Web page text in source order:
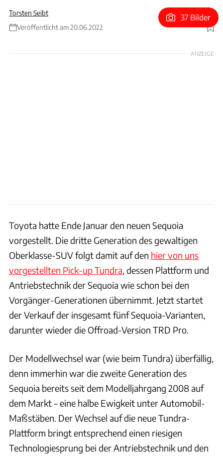
Torsten Seibt
Veröffentlicht am 20.06.2022
Foto: Toyota
37 Bilder
ANZEIGE
Toyota hatte Ende Januar den neuen Sequoia
vorgestellt. Die dritte Generation des gewaltigen
Oberklasse-SUV folgt damit auf den hier von uns
vorgestellten Pick-up Tundra, dessen Plattform und
Antriebstechnik der Sequoia wie schon bei den
Vorgänger-Generationen übernimmt. Jetzt startet
der Verkauf der insgesamt fünf Sequoia-Varianten,
darunter wieder die Offroad-Version TRD Pro.
Der Modellwechsel war (wie beim Tundra) überfällig,
denn immerhin war die zweite Generation des
Sequoia bereits seit dem Modelljahrgang 2008 auf
dem Markt – eine halbe Ewigkeit unter Automobil-
Maßstäben. Der Wechsel auf die neue Tundra-
Plattform bringt entsprechend einen riesigen
Technologiesprung bei der Antriebstechnik und den